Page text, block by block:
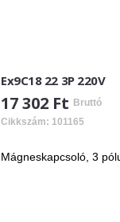
Ex9C18 22 3P 220V
17 302 Ft Bruttó
Cikkszám: 101165
Mágneskapcsoló, 3